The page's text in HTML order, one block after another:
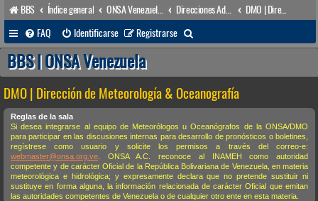
BBS Índice general Direcciones Administrativas
DMO | Dirección de Meteorología & Oceanografía
FAQ
Identificarse Registrarse
u
c
a
r
BBS | ONSA Venezuela
DMO | Dirección de Meteorología & Oceanografía
Reglas de la sala
Si desea integrarse al equipo de Meteorólogos u Oceanógrafos de la ONSA/DMO
para participar en las discusiones internas para desarrollo de pronósticos o boletines,
regístrese como usuario y solicite los permisos a través del correo-e:
webmaster@onsa.org.ve . ONSA A.C. reconoce al INAMEH como autoridad
competente y de carácter Oficial de la República Bolivariana de Venezuela, en materia
meteorológica e hidrológica; y expresamente declara que no pretende sustituir ni
sustituye en forma alguna, la información relacionada de carácter Oficial que emitan
las autoridades competentes de Venezuela o de cualquier otro ente en esta materia.